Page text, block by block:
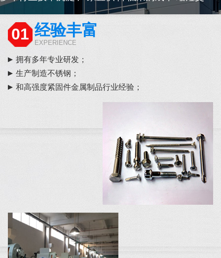
01 经验丰富
EXPERIENCE
拥有多年专业研发；
生产制造不锈钢；
和高强度紧固件金属制品行业经验；